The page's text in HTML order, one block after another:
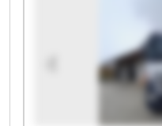
Widoberg GmbH /
Widoberg GmbH /
Widoberg GmbH /
Widoberg GmbH /
Widoberg GmbH /
Widoberg GmbH /
Widoberg GmbH /
Widoberg GmbH /